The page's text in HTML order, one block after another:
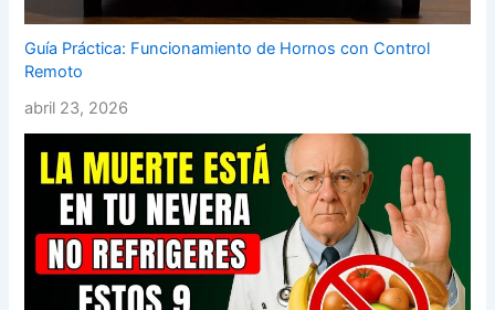
Guía Práctica: Funcionamiento de Hornos con Control
Remoto
abril 23, 2026